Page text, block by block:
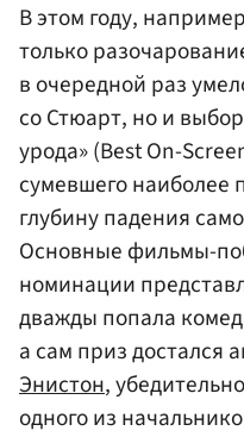
В этом году,
только
в очередной раз
со Стюарт, но и
урода» (Best On-
сумевшего наиболее
глубину падения
Основные фильмы-
номинации
дважды попала
а сам приз достался
Энистон,
одного из